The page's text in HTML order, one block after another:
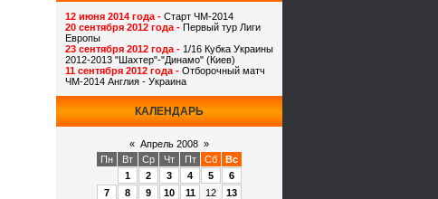
12 июня 2014 года - Старт ЧМ-2014
20 сентября 2012 года - Первый тур Лиги
Европы
23 сентября 2012 года - 1/16 Кубка Украины
2012-2013 "Шахтер"-"Динамо" (Киев)
11 сентября 2012 года - Отборочный матч
ЧМ-2014 Англия - Украина
КАЛЕНДАРЬ
« Апрель 2008 »
Пн
Вт Ср Чт Пт Сб
Вс
1
2 3 4 5
6
7
8 9 10 11 12
13